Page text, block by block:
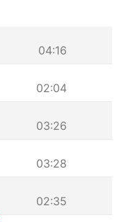
04:16
02:04
03:26
03:28
02:35